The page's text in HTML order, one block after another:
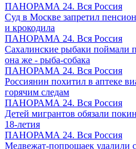
ПАНОРАМА 24. Вся Россия
Суд в Москве запретил
и крокодила
ПАНОРАМА 24. Вся Россия
Сахалинские рыбаки поймали
она же - рыба-собака
ПАНОРАМА 24. Вся Россия
Россиянин похитил в аптеке
горячим следам
ПАНОРАМА 24. Вся Россия
Детей мигрантов обязали
18-летия
ПАНОРАМА 24. Вся Россия
Медвежат-попрошаек удалили